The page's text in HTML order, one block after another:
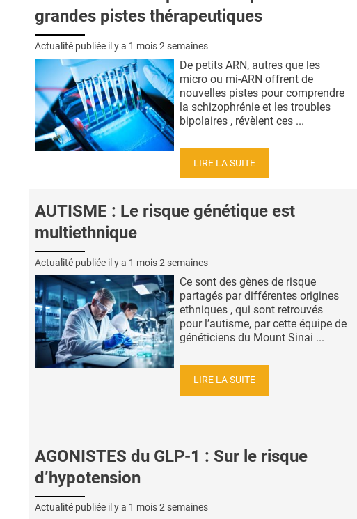
grandes pistes thérapeutiques
Actualité publiée il y a 1 mois 2 semaines
De petits ARN, autres que les
micro ou mi-ARN offrent de
nouvelles pistes pour comprendre
la schizophrénie et les troubles
bipolaires , révèlent ces ...
LIRE LA SUITE
AUTISME : Le risque génétique est
multiethnique
Actualité publiée il y a 1 mois 2 semaines
Ce sont des gènes de risque
partagés par différentes origines
ethniques , qui sont retrouvés
pour l’autisme, par cette équipe de
généticiens du Mount Sinai ...
LIRE LA SUITE
AGONISTES du GLP-1 : Sur le risque
d’hypotension
Actualité publiée il y a 1 mois 2 semaines